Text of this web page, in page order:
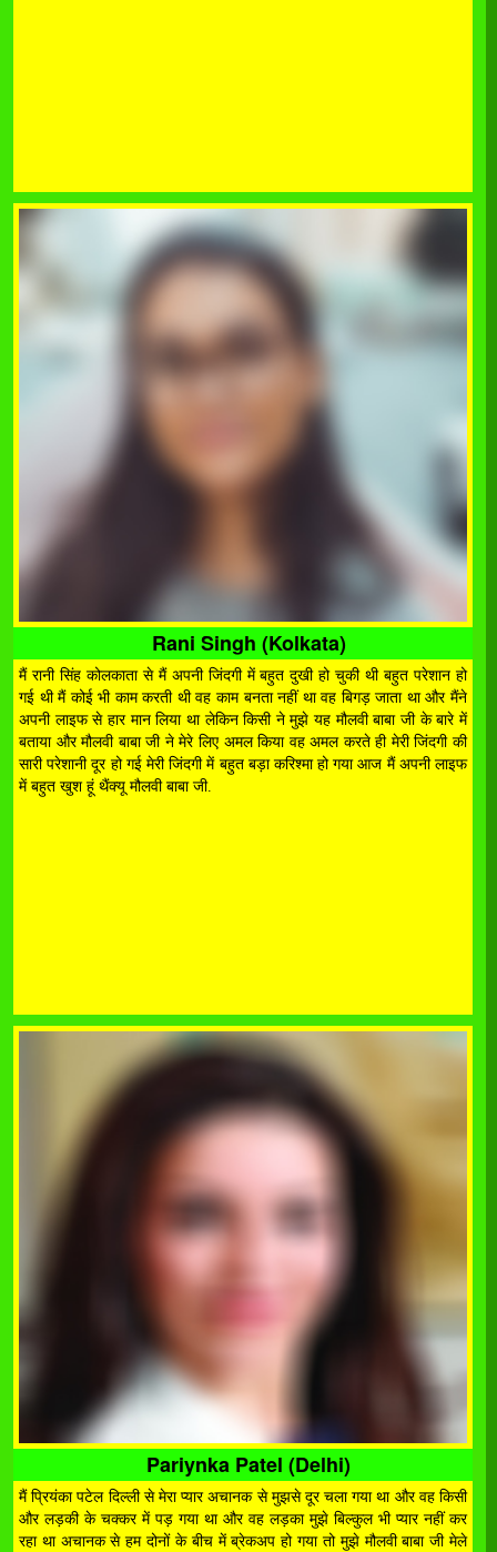
Rani Singh (Kolkata)
मैं रानी सिंह कोलकाता से मैं अपनी जिंदगी में बहुत दुखी हो चुकी थी बहुत परेशान हो
गई थी मैं कोई भी काम करती थी वह काम बनता नहीं था वह बिगड़ जाता था और मैंने
अपनी लाइफ से हार मान लिया था लेकिन किसी ने मुझे यह मौलवी बाबा जी के बारे में
बताया और मौलवी बाबा जी ने मेरे लिए अमल किया वह अमल करते ही मेरी जिंदगी की
सारी परेशानी दूर हो गई मेरी जिंदगी में बहुत बड़ा करिश्मा हो गया आज मैं अपनी लाइफ
में बहुत खुश हूं थैंक्यू मौलवी बाबा जी.
Pariynka Patel (Delhi)
मैं प्रियंका पटेल दिल्ली से मेरा प्यार अचानक से मुझसे दूर चला गया था और वह किसी
और लड़की के चक्कर में पड़ गया था और वह लड़का मुझे बिल्कुल भी प्यार नहीं कर
रहा था अचानक से हम दोनों के बीच में ब्रेकअप हो गया तो मुझे मौलवी बाबा जी मेले